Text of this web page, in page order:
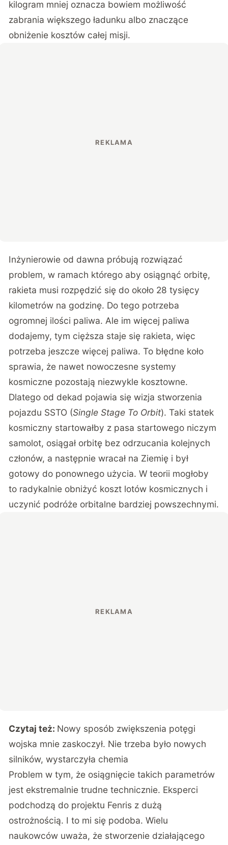
kilogram mniej oznacza bowiem możliwość
zabrania większego ładunku albo znaczące
obniżenie kosztów całej misji.
Inżynierowie od dawna próbują rozwiązać
problem, w ramach którego aby osiągnąć orbitę,
rakieta musi rozpędzić się do około 28 tysięcy
kilometrów na godzinę. Do tego potrzeba
ogromnej ilości paliwa. Ale im więcej paliwa
dodajemy, tym cięższa staje się rakieta, więc
potrzeba jeszcze więcej paliwa. To błędne koło
sprawia, że nawet nowoczesne systemy
kosmiczne pozostają niezwykle kosztowne.
Dlatego od dekad pojawia się wizja stworzenia
pojazdu SSTO (Single Stage To Orbit). Taki statek
kosmiczny startowałby z pasa startowego niczym
samolot, osiągał orbitę bez odrzucania kolejnych
członów, a następnie wracał na Ziemię i był
gotowy do ponownego użycia. W teorii mogłoby
to radykalnie obniżyć koszt lotów kosmicznych i
uczynić podróże orbitalne bardziej powszechnymi.
Czytaj też: Nowy sposób zwiększenia potęgi
wojska mnie zaskoczył. Nie trzeba było nowych
silników, wystarczyła chemia
Problem w tym, że osiągnięcie takich parametrów
jest ekstremalnie trudne technicznie. Eksperci
podchodzą do projektu Fenris z dużą
ostrożnością. I to mi się podoba. Wielu
naukowców uważa, że stworzenie działającego